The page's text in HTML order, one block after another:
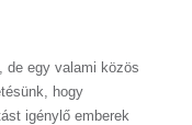
de egy valami közös
hogy
igénylő emberek